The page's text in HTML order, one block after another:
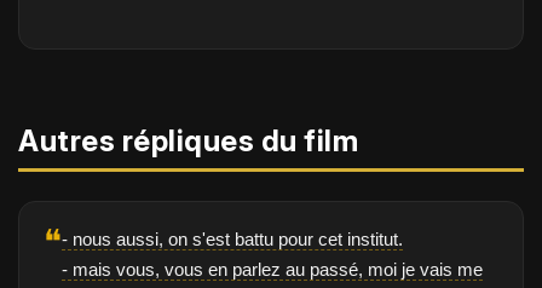
Autres répliques du film
❝- nous aussi, on s'est battu pour cet institut.
- mais vous, vous en parlez au passé, moi je vais me